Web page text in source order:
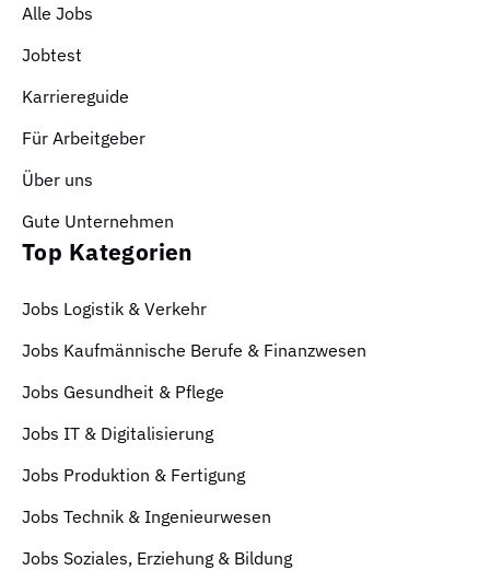
Alle Jobs
Jobtest
Karriereguide
Für Arbeitgeber
Über uns
Gute Unternehmen
Top Kategorien
Jobs Logistik & Verkehr
Jobs Kaufmännische Berufe & Finanzwesen
Jobs Gesundheit & Pflege
Jobs IT & Digitalisierung
Jobs Produktion & Fertigung
Jobs Technik & Ingenieurwesen
Jobs Soziales, Erziehung & Bildung